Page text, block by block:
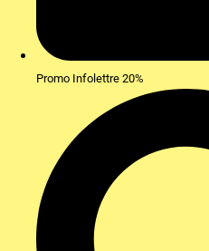
Promo Infolettre 20%